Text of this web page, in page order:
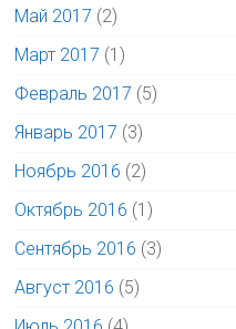
Май 2017 (2)
Март 2017 (1)
Февраль 2017 (5)
Январь 2017 (3)
Ноябрь 2016 (2)
Октябрь 2016 (1)
Сентябрь 2016 (3)
Август 2016 (5)